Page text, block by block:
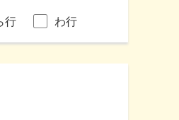
行 わ行